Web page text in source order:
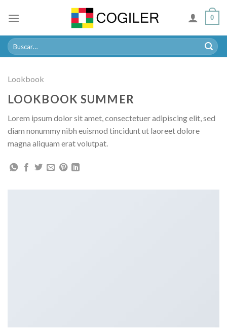
0
Buscar
por:
Lookbook
LOOKBOOK SUMMER
Lorem ipsum dolor sit amet, consectetuer adipiscing elit, sed
diam nonummy nibh euismod tincidunt ut laoreet dolore
magna aliquam erat volutpat.